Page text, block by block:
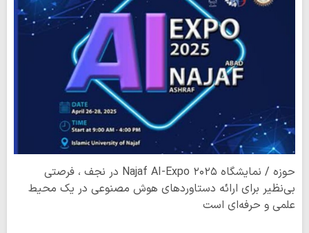
حوزه / نمایشگاه Najaf AI-Expo ۲۰۲۵ در نجف ، فرصتی
بی‌نظیر برای ارائه دستاوردهای هوش مصنوعی در یک محیط
علمی و حرفه‌ای است